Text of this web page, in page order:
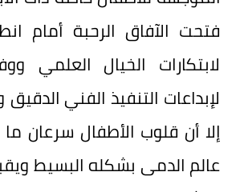
فتحت الآفاق الرحبة أمام
لابتكارات الخيال العلمي
لإبداعات التنفيذ الفني
إلا أن قلوب الأطفال سرعان
عالم الدمى بشكله البسيط